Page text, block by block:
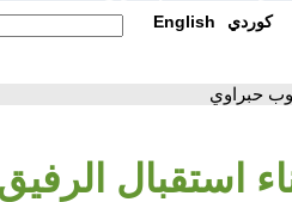
English كوردي
حبراوي
استقبال